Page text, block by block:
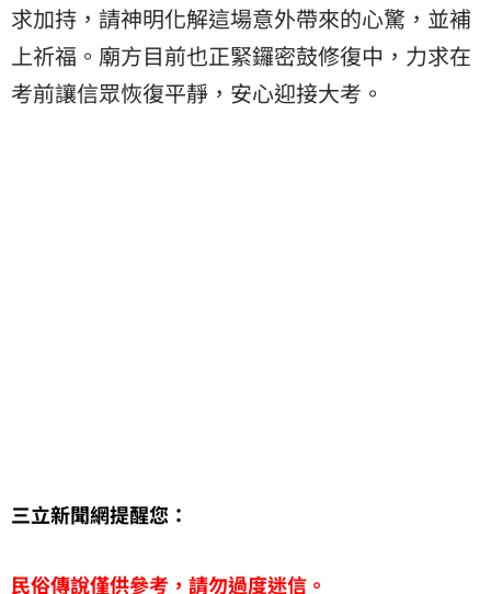
求加持，請神明化解這場意外帶來的心驚，並補
上祈福。廟方目前也正緊鑼密鼓修復中，力求在
考前讓信眾恢復平靜，安心迎接大考。
三立新聞網提醒您：
民俗傳說僅供參考，請勿過度迷信。